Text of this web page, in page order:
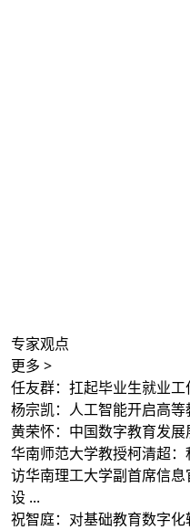
专家观点
更多 >
任友群：扛起毕业生就业
杨宗凯：人工智能开启高
黄荣怀：中国数字教育发展
华南师范大学教授柯清超
访华南理工大学副首席信
设 ...
祝智庭：对基础教育数字